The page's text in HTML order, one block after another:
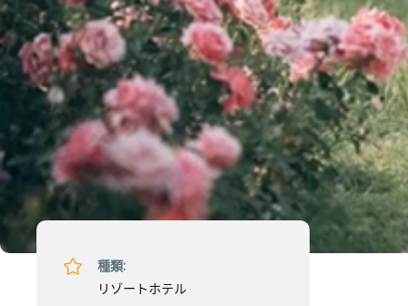
種類:
リゾートホテル